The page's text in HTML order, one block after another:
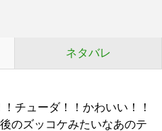
ネタバレ
チューダ！！かわいい！！
のズッコケみたいなあのテ